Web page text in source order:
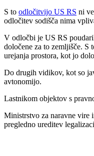
S to odločitvijo US RS ni
odločitev sodišča nima
V odločbi je US RS
določene za to zemljišče.
urejanja prostora, kot jo
Do drugih vidikov, kot so
avtonomijo.
Lastnikom objektov s
Ministrstvo za naravne vire
pregledno ureditev